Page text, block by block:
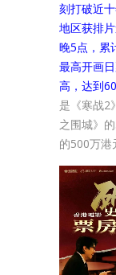
刻打破近
地区获排
晚5点，累
最高开画
高，达到
是《寒战2
之围城》
的500万港